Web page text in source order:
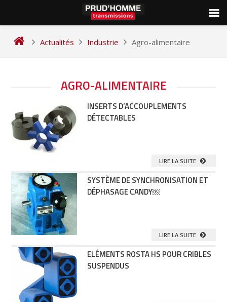
Actualités Industrie Agro-alimentaire
AGRO-ALIMENTAIRE
INSERTS D’ACCOUPLEMENTS
DÉTECTABLES
LIRE LA SUITE
SYSTÈME DE SYNCHRONISATION ET
DÉPHASAGE CANDY￼
LIRE LA SUITE
ELÉMENTS ROSTA HS POUR CRIBLES
SUSPENDUS
NAVIGATION
ARTICLES